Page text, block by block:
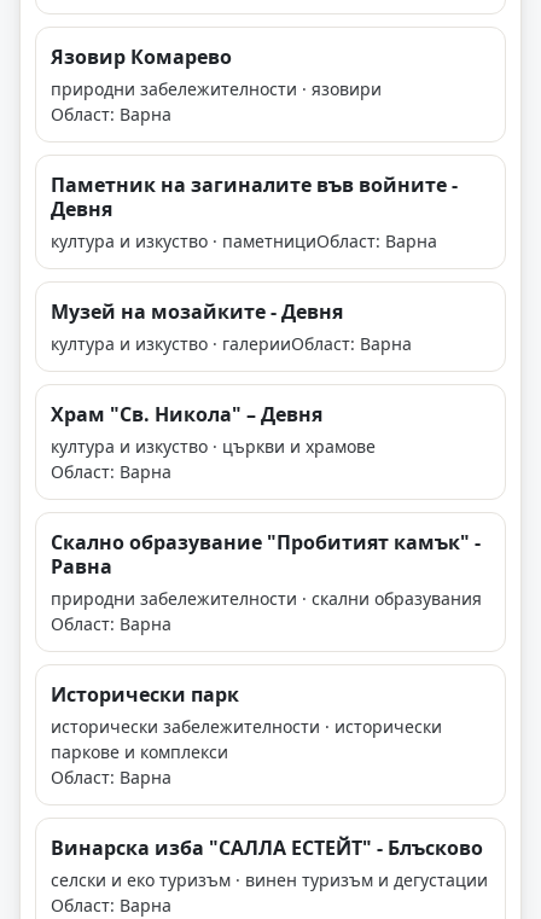
Язовир Комарево
природни забележителности · язовири
Област: Варна
Паметник на загиналите във войните -
Девня
култура и изкуство · паметнициОбласт: Варна
Музей на мозайките - Девня
култура и изкуство · галерииОбласт: Варна
Храм "Св. Никола" – Девня
култура и изкуство · църкви и храмове
Област: Варна
Скално образувание "Пробитият камък" -
Равна
природни забележителности · скални образувания
Област: Варна
Исторически парк
исторически забележителности · исторически
паркове и комплекси
Област: Варна
Винарска изба "САЛЛА ЕСТЕЙТ" - Блъсково
селски и еко туризъм · винен туризъм и дегустации
Област: Варна